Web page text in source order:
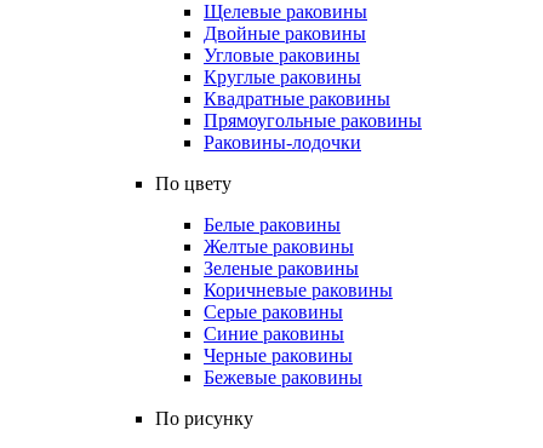
Щелевые раковины
Двойные раковины
Угловые раковины
Круглые раковины
Квадратные раковины
Прямоугольные раковины
Раковины-лодочки
По цвету
Белые раковины
Желтые раковины
Зеленые раковины
Коричневые раковины
Серые раковины
Синие раковины
Черные раковины
Бежевые раковины
По рисунку